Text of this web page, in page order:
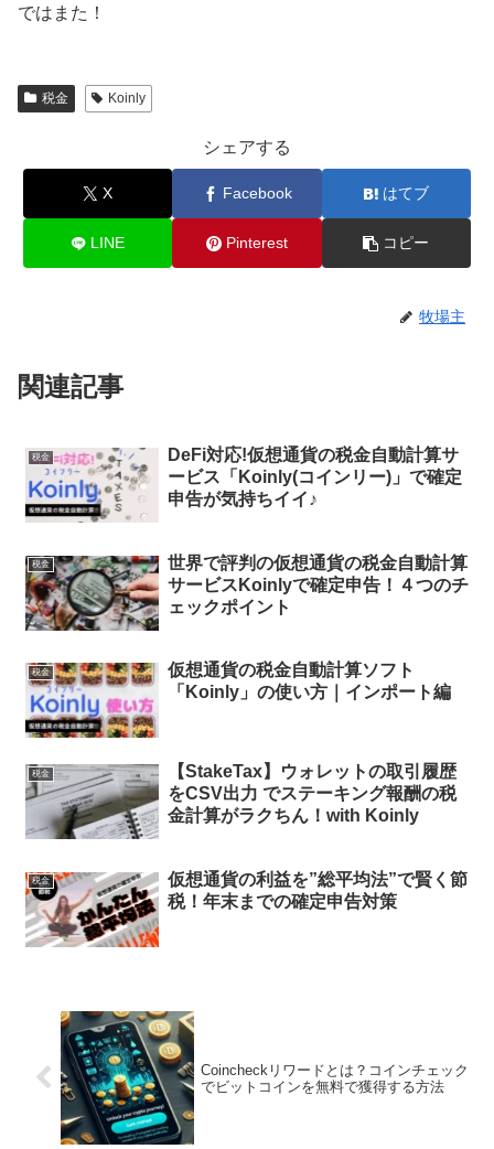
ではまた！
税金 Koinly
シェアする
X Facebook はてブ
LINE Pinterest コピー
牧場主
関連記事
税金
DeFi対応!仮想通貨の税金自動計算サ
ービス「Koinly(コインリー)」で確定
申告が気持ちイイ♪
税金
世界で評判の仮想通貨の税金自動計算
サービスKoinlyで確定申告！４つのチ
ェックポイント
税金
仮想通貨の税金自動計算ソフト
「Koinly」の使い方｜インポート編
税金
【StakeTax】ウォレットの取引履歴
をCSV出力 でステーキング報酬の税
金計算がラクちん！with Koinly
税金
仮想通貨の利益を”総平均法”で賢く節
税！年末までの確定申告対策
Coincheckリワードとは？コインチェック
でビットコインを無料で獲得する方法